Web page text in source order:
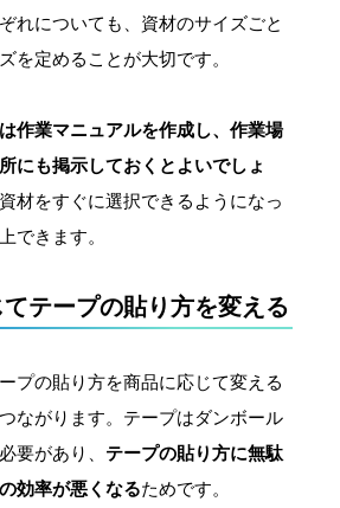
れについても、資材のサイズごと
を定めることが大切です。
作業マニュアルを作成し、作業場
にも掲示しておくとよいでしょ
材をすぐに選択できるようになっ
できます。
テープの貼り方を変える
プの貼り方を商品に応じて変える
ながります。テープはダンボール
要があり、 テープの貼り方に無駄
効率が悪くなるためです。